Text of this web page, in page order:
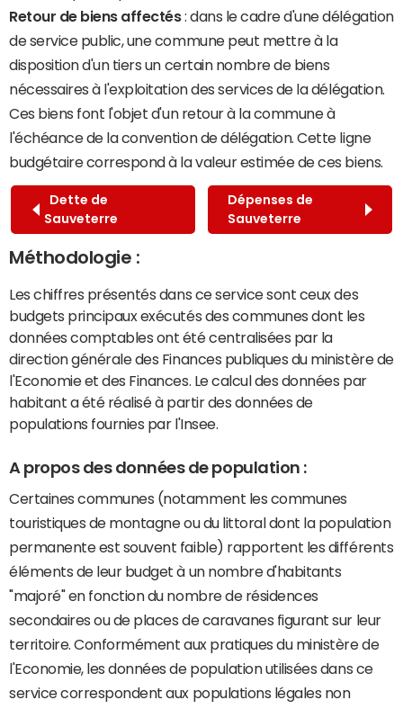
Retour de biens affectés: dans le cadre d'une délégation
de service public, une commune peut mettre à la
disposition d'un tiers un certain nombre de biens
nécessaires à l'exploitation des services de la délégation.
Ces biens font l'objet d'un retour à la commune à
l'échéance de la convention de délégation. Cette ligne
budgétaire correspond à la valeur estimée de ces biens.
Dette de
Sauveterre
Dépenses de
Sauveterre
Méthodologie :
Les chiffres présentés dans ce service sont ceux des
budgets principaux exécutés des communes dont les
données comptables ont été centralisées par la
direction générale des Finances publiques du ministère de
l'Economie et des Finances. Le calcul des données par
habitant a été réalisé à partir des données de
populations fournies par l'Insee.
A propos des données de population :
Certaines communes (notamment les communes
touristiques de montagne ou du littoral dont la population
permanente est souvent faible) rapportent les différents
éléments de leur budget à un nombre d'habitants
"majoré" en fonction du nombre de résidences
secondaires ou de places de caravanes figurant sur leur
territoire. Conformément aux pratiques du ministère de
l'Economie, les données de population utilisées dans ce
service correspondent aux populations légales non